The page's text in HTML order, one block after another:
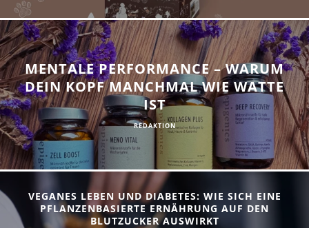
MENTALE PERFORMANCE – WARUM
DEIN KOPF MANCHMAL WIE WATTE
IST
REDAKTION
VEGANES LEBEN UND DIABETES: WIE SICH EINE
PFLANZENBASIERTE ERNÄHRUNG AUF DEN
BLUTZUCKER AUSWIRKT